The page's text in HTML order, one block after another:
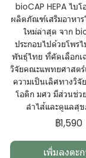
bioCAP HEPA ไบโ
ผลิตภัณฑ์เสริมอาหา
ใหม่ล่าสุด จาก
ประกอบไปด้วยโพร
พันธุ์ไทย ที่คัดเลือกเ
วิจัยคณะแพทยศาสต
ความเป็นเลิศทางวิจั
โอติก มศว มีส่วนช่ว
ลำไส้และดูแลสุ
฿1,590
เพิ่มลงตะ